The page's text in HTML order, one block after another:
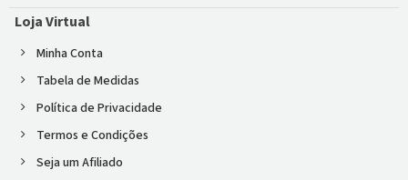
Loja Virtual
Minha Conta
Tabela de Medidas
Política de Privacidade
Termos e Condições
Seja um Afiliado